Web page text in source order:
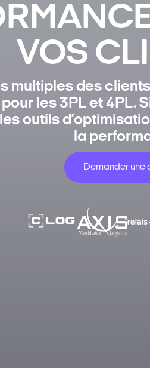
VOS
multiples des
les 3PL et 4PL.
outils
la
Demander une